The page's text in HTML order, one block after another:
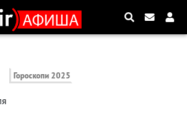
Гороскопи 2025